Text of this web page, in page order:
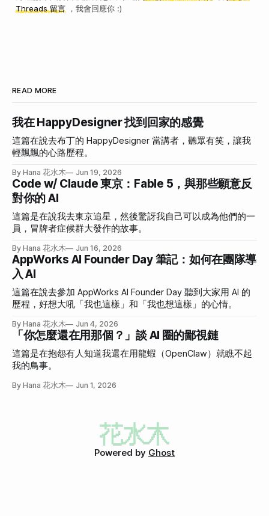
Threads 留言，我會回應你 :)
READ MORE
我在 HappyDesigner 找到回家的感覺
這篇在說去布丁的 HappyDesigner 當講者，聽眾有笑，讓我
輕飄飄的心路歷程。
By Hana 花水木 Jun 19, 2026
Code w/ Claude 東京：Fable 5，與那些願意反
對你的 AI
這篇是在說我去東京追星，然後驚訝我自己可以成為他們的一
員，冒牌者症候群大發作的故事。
By Hana 花水木 Jun 16, 2026
AppWorks AI Founder Day 筆記：如何在團隊導
入 AI
這篇在說去參加 AppWorks AI Founder Day 聽到大家用 AI 的
歷程，好想大吼「我也這樣」和「我也想這樣」的心情。
By Hana 花水木 Jun 4, 2026
「你怎麼還在用那個？」談 AI 圈的鄙視鏈
這篇是在抱怨有人知道我還在用龍蝦（OpenClaw）就瞧不起
我的鳥事。
By Hana 花水木 Jun 1, 2026
Powered by Ghost